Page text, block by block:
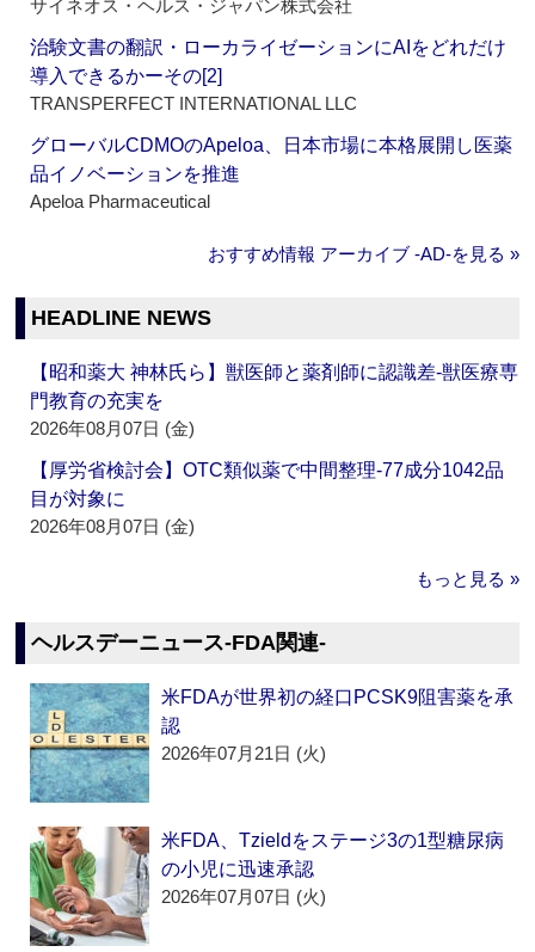
サイネオス・ヘルス・ジャパン株式会社
治験文書の翻訳・ローカライゼーションにAIをどれだけ
導入できるかーその[2]
TRANSPERFECT INTERNATIONAL LLC
グローバルCDMOのApeloa、日本市場に本格展開し医薬
品イノベーションを推進
Apeloa Pharmaceutical
おすすめ情報 アーカイブ ‐AD‐を見る »
HEADLINE NEWS
【昭和薬大 神林氏ら】獣医師と薬剤師に認識差‐獣医療専
門教育の充実を
2026年08月07日 (金)
【厚労省検討会】OTC類似薬で中間整理‐77成分1042品
目が対象に
2026年08月07日 (金)
もっと見る »
ヘルスデーニュース‐FDA関連‐
米FDAが世界初の経口PCSK9阻害薬を承
認
2026年07月21日 (火)
米FDA、Tzieldをステージ3の1型糖尿病
の小児に迅速承認
2026年07月07日 (火)